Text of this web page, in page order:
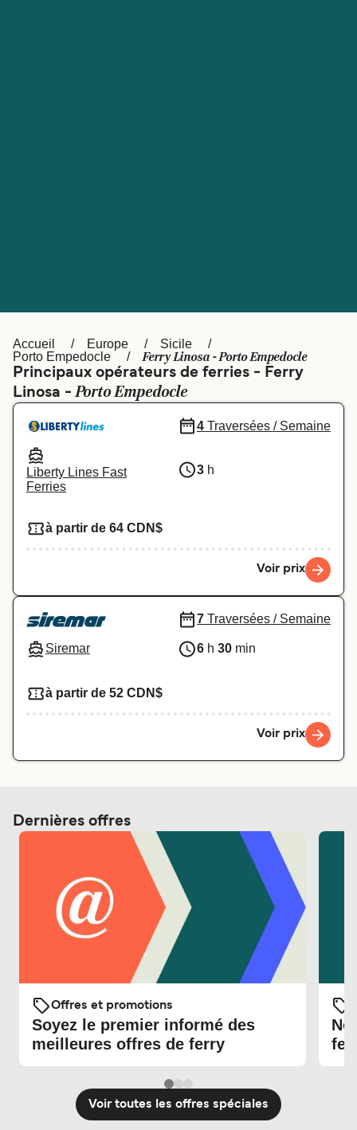
Canada België (NL)
Ελλάδα
Deutschland Schweiz (DE)
Indonesia
Accueil Europe
Sicile
Porto Empedocle
Ferry Linosa - Porto Empedocle
Principaux opérateurs de ferries - Ferry
Linosa -Porto Empedocle
Liberty Lines Fast
Ferries
4 Traversées / Semaine
3 h
à partir de 64 CDN$
Voir prix
Siremar
7 Traversées / Semaine
6 h 30 min
à partir de 52 CDN$
Voir prix
Dernières offres
Offres et promotions
Soyez le premier informé des
meilleures offres de ferry
Voir toutes les offres spéciales